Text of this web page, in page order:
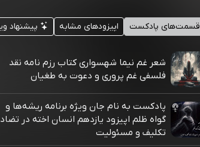
قسمت‌های پادکست اپیزودهای مشابه پیشنهاد
شعر غم نیما شهسواری کتاب رزم نامه نقد
فلسفی غم پروری و دعوت به طغیان
پادکست به نام جان ویژه برنامه ریشه‌ها و
گواه ظلم اپیزود یازدهم انسان اخته در تضاد
تکلیف و مسئولیت